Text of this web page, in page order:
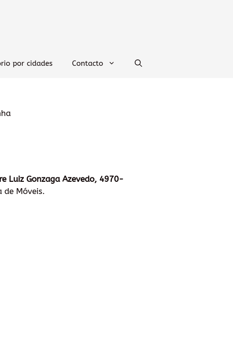
por cidades Contacto
Luiz Gonzaga Azevedo, 4970-
de Móveis.